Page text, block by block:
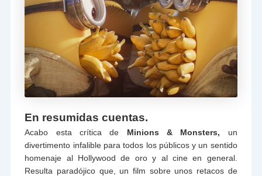
En resumidas cuentas.
Acabo esta crítica de Minions & Monsters, un
divertimento infalible para todos los públicos y un sentido
homenaje al Hollywood de oro y al cine en general.
Resulta paradójico que, un film sobre unos retacos de